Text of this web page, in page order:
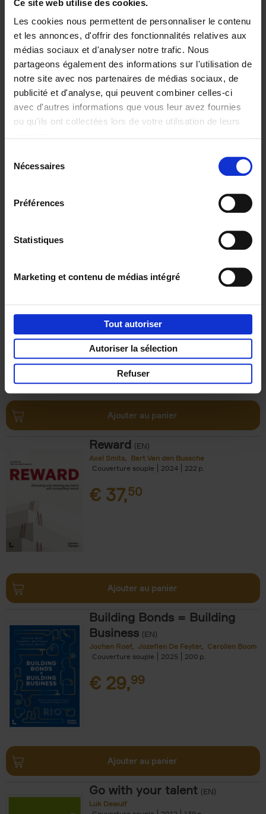
Ce site web utilise des cookies.
Les cookies nous permettent de personnaliser le contenu
et les annonces, d'offrir des fonctionnalités relatives aux
médias sociaux et d'analyser notre trafic. Nous
partageons également des informations sur l'utilisation de
notre site avec nos partenaires de médias sociaux, de
publicité et d'analyse, qui peuvent combiner celles-ci
avec d'autres informations que vous leur avez fournies
ou qu'ils ont collectées lors de votre utilisation de leurs
Nécessaires
Préférences
Statistiques
Marketing et contenu de médias intégré
Tout autoriser
Autoriser la sélection
Refuser
Ajouter au panier
Trends in the Transformation
Economy
Operating With Positive
€34,99
Ajouter au panier
Reward (EN)
Axel Smits
Bart Van den Bussche
Couverture souple
2024 222
€ 37,50
Ajouter au panier
Building Bonds = Building
Business (EN)
Jochen Roef Jozefien De Feyter
Carolien Boom
Couverture souple
2025 200
€ 29,99
Ajouter au panier
Go with your talent (EN)
Luk Dewulf